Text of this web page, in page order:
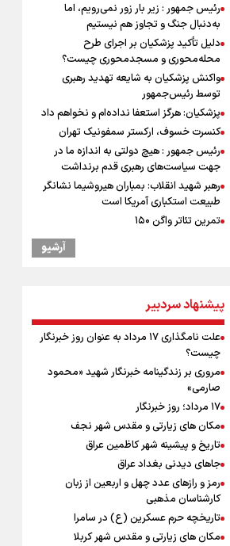
رئیس جمهور : زیر بار زور نمی‌رویم، اما
به‌دنبال جنگ و تجاوز هم نیستیم
دلیل تأکید پزشکیان بر اجرای طرح
محله‌محوری و مسجدمحوری چیست؟
واکنش پزشکیان به شایعه تهدید رهبری
توسط رئیس‌جمهور
پزشکیان: هرگز استعفا نداده‌ام و نخواهم داد
کنسرت خسوف، ارکستر سمفونیک تهران
رئیس جمهور : هیچ دولتی به اندازه ما در
جهت سیاست‌های رهبری قدم برنداشت
رهبر شهید انقلاب: بمباران هیروشیما نشانگر
طبیعت استکباری آمریکا است
تمرین تئاتر واگن ۱۵۰
انتشار نتایج آزمون ورودی مدارس سمپاد
پالایشگاه نفت اسلواکی منفجر شد
میان صعود و سقوط
وزیر ورزش و جوانان ایران از مرکز ملی جودوی
جمهوری آذربایجان بازدید کرد
بازدید وزیر ورزش ایران از مجموعه ملی
تیراندازی باکو یکی از مجهزترین مراکز
تیراندازی منطقه
موسی جنپو، بازیکن فصل گذشته استقلال به
پانتولیکوس یونان پیوست
افزایش تعداد قربانیان تیراندازی در مدرسه
تایلندی
ورزشکاران سنگنوردی
یمن، ایستاده در برابر تحریم و تجاوز
آرشیو
پیشنهاد سردبیر
علت نامگذاری ۱۷ مرداد به عنوان روز خبرنگار
چیست؟
مروری بر زندگینامه خبرنگار شهید «محمود
صارمی»
۱۷ مرداد؛ روز خبرنگار
مکان های زیارتی و مقدس شهر نجف
تاریخ و پیشینه شهر کاظمین عراق
جاهای دیدنی بغداد عراق
رمز و رازهای عدد چهل و اربعین از زبان
کارشناسان مذهبی
تاریخچه حرم عسکرین (ع) در سامرا
مکان های زیارتی و مقدس شهر کربلا